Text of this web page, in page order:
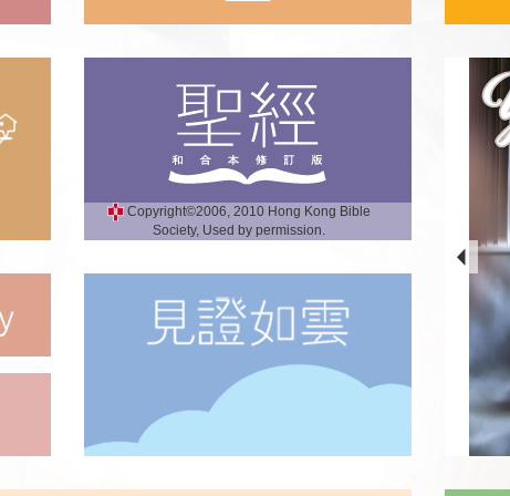
Copyright©2006, 2010 Hong Kong Bible
Society, Used by permission.